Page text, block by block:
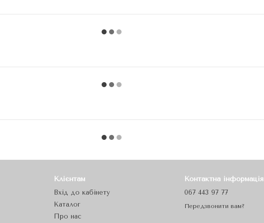
Клієнтам
Вхід до кабінету
Каталог
Про нас
Контактна інформація
067 443 97 77
Передзвонити вам?